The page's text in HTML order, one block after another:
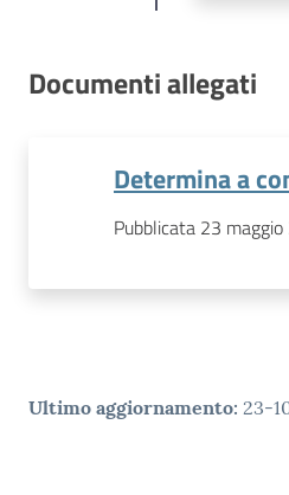
Documenti allegati
Determina a
Pubblicata 23
Ultimo aggiornamento: 23-